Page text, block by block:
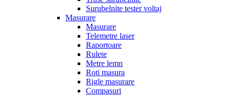
Surubelnite tester voltaj
Masurare
Masurare
Telemetre laser
Raportoare
Rulete
Metre lemn
Roti masura
Rigle masurare
Compasuri